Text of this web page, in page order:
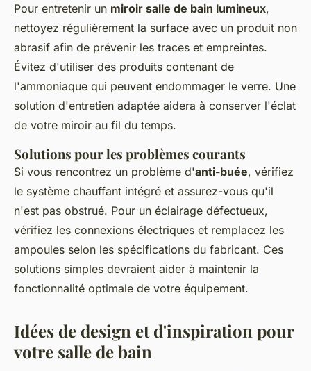
Pour entretenir un miroir salle de bain lumineux,
nettoyez régulièrement la surface avec un produit non
abrasif afin de prévenir les traces et empreintes.
Évitez d'utiliser des produits contenant de
l'ammoniaque qui peuvent endommager le verre. Une
solution d'entretien adaptée aidera à conserver l'éclat
de votre miroir au fil du temps.
Solutions pour les problèmes courants
Si vous rencontrez un problème d'anti-buée, vérifiez
le système chauffant intégré et assurez-vous qu'il
n'est pas obstrué. Pour un éclairage défectueux,
vérifiez les connexions électriques et remplacez les
ampoules selon les spécifications du fabricant. Ces
solutions simples devraient aider à maintenir la
fonctionnalité optimale de votre équipement.
Idées de design et d'inspiration pour
votre salle de bain